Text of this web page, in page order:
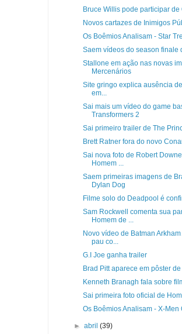
Bruce Willis pode participar de
Novos cartazes de Inimigos
Os Boêmios Analisam - Star
Saem vídeos do season finale
Stallone em ação nas novas
Mercenários
Site gringo explica ausência
em...
Sai mais um vídeo do game
Transformers 2
Sai primeiro trailer de The
Brett Ratner fora do novo
Sai nova foto de Robert
Homem ...
Saem primeiras imagens de
Dylan Dog
Filme solo do Deadpool é
Sam Rockwell comenta sua
Homem de ...
Novo vídeo de Batman
pau co...
G.I Joe ganha trailer
Brad Pitt aparece em pôster
Kenneth Branagh fala sobre
Sai primeira foto oficial de
Os Boêmios Analisam - X-Men
►abril(39)